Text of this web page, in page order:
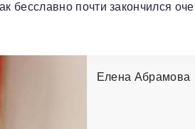
почти закончился
Елена Абрамова